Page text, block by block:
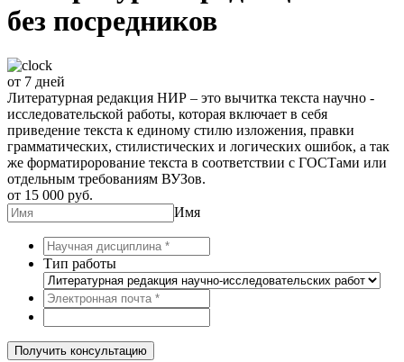
без посредников
от 7 дней
Литературная редакция НИР – это вычитка текста научно -
исследовательской работы, которая включает в себя
приведение текста к единому стилю изложения, правки
грамматических, стилистических и логических ошибок, а так
же форматирорование текста в соответствии с ГОСТами или
отдельным требованиям ВУЗов.
от 15 000 руб.
Имя
Тип работы